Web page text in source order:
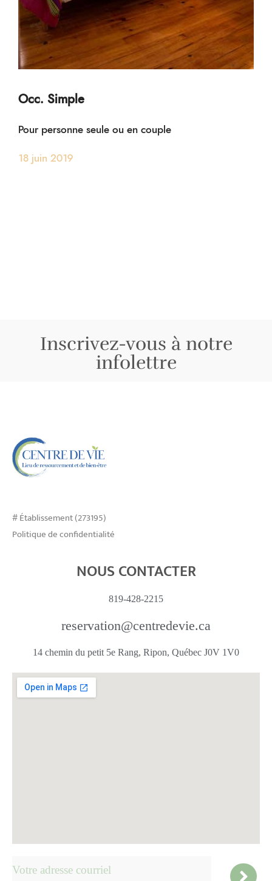
Occ. Simple
Pour personne seule ou en couple
18 juin 2019
Inscrivez-vous à notre
infolettre
# Établissement (273195)
Politique de confidentialité
NOUS CONTACTER
819-428-2215
reservation@centredevie.ca
14 chemin du petit 5e Rang, Ripon, Québec J0V 1V0